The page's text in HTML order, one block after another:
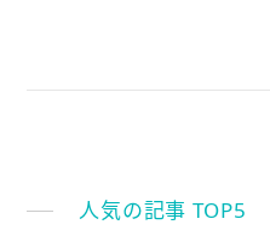
人気の記事 TOP5